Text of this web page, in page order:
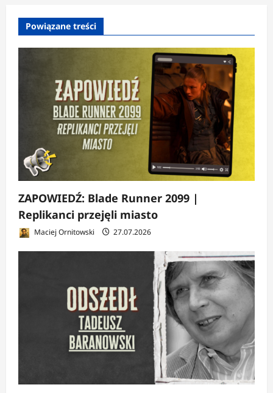
Powiązane treści
ZAPOWIEDŹ: Blade Runner 2099 |
Replikanci przejęli miasto
Maciej Ornitowski 27.07.2026